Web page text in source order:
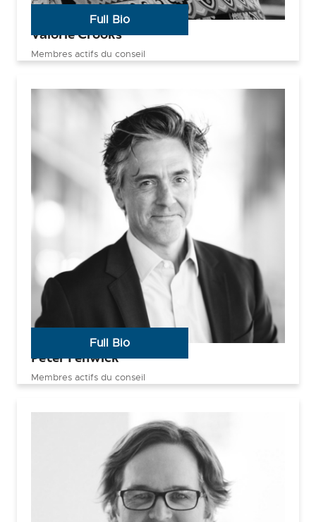
Valorie Crooks
Membres actifs du conseil
Full Bio
Peter Fenwick
Membres actifs du conseil
Full Bio